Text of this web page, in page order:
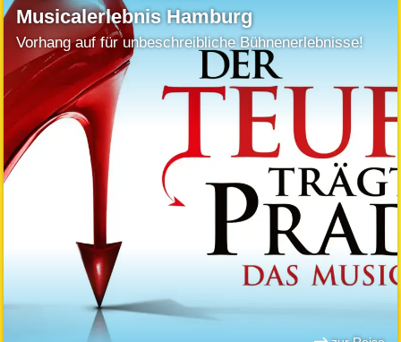
Musicalerlebnis Hamburg
Vorhang auf für unbeschreibliche Bühnenerlebnisse!